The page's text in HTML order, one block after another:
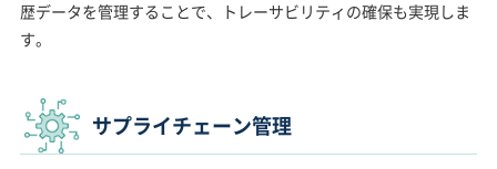
歴データを管理することで、トレーサビリティの確保も実現しま
す。
サプライチェーン管理